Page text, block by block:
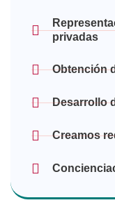
privadas
Obtención
Desarrollo
Creamos